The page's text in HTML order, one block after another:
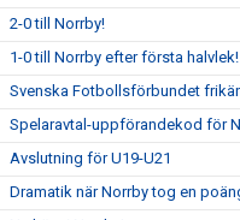
2-0 till Norrby!
1-0 till Norrby efter första halvlek!
Svenska Fotbollsförbundet
Spelaravtal-uppförandekod för
Avslutning för U19-U21
Dramatik när Norrby tog en